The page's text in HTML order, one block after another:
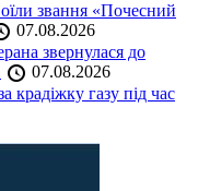
звання «Почесний
07.08.2026
звернулася до
07.08.2026
крадіжку газу під час